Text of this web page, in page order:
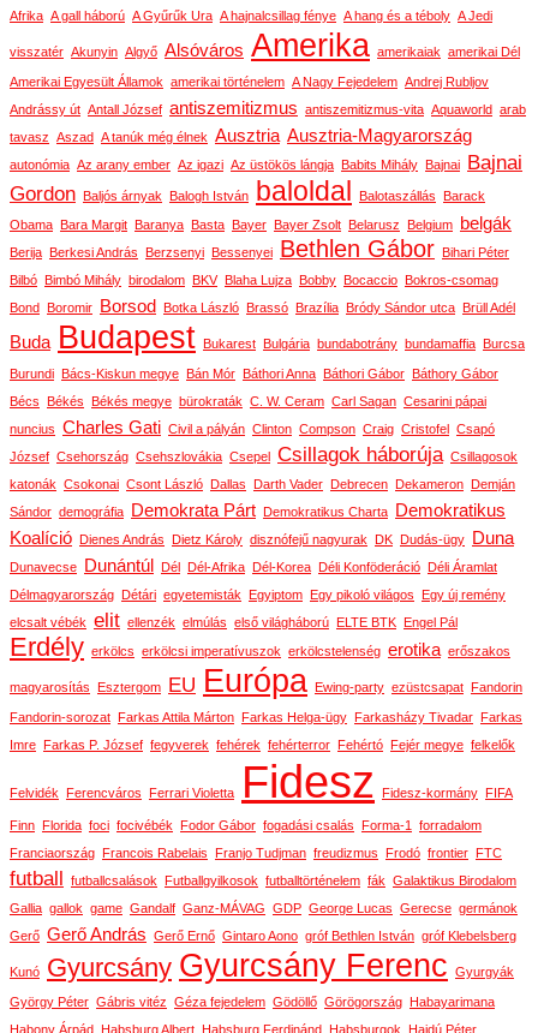
Afrika A gall háború A Gyűrűk Ura A hajnalcsillag fénye A hang és a téboly A Jedi
visszatér Akunyin Algyő Alsóváros Amerika amerikaiak amerikai Dél
Amerikai Egyesült Államok amerikai történelem A Nagy Fejedelem Andrej Rubljov
Andrássy út Antall József antiszemitizmus antiszemitizmus-vita Aquaworld arab
tavasz Aszad A tanúk még élnek Ausztria Ausztria-Magyarország
autonómia Az arany ember Az igazi Az üstökös lángja Babits Mihály Bajnai Bajnai
Gordon Baljós árnyak Balogh István baloldal Balotaszállás Barack
Obama Bara Margit Baranya Basta Bayer Bayer Zsolt Belarusz Belgium belgák
Berija Berkesi András Berzsenyi Bessenyei Bethlen Gábor Bihari Péter
Bilbó Bimbó Mihály birodalom BKV Blaha Lujza Bobby Bocaccio Bokros-csomag
Bond Boromir Borsod Botka László Brassó Brazília Bródy Sándor utca Brüll Adél
Buda Budapest Bukarest Bulgária bundabotrány bundamaffia Burcsa
Burundi Bács-Kiskun megye Bán Mór Báthori Anna Báthori Gábor Báthory Gábor
Bécs Békés Békés megye bürokraták C. W. Ceram Carl Sagan Cesarini pápai
nuncius Charles Gati Civil a pályán Clinton Compson Craig Cristofel Csapó
József Csehország Csehszlovákia Csepel Csillagok háborúja Csillagosok
katonák Csokonai Csont László Dallas Darth Vader Debrecen Dekameron Demján
Sándor demográfia Demokrata Párt Demokratikus Charta
Demokratikus
Koalíció Dienes András Dietz Károly disznófejű nagyurak DK Dudás-ügy Duna
Dunavecse Dunántúl Dél Dél-Afrika Dél-Korea Déli Konföderáció Déli Áramlat
Délmagyarország Détári egyetemisták Egyiptom Egy pikoló világos Egy új remény
elcsalt vébék elit ellenzék elmúlás első világháború ELTE BTK Engel Pál
Erdély erkölcs erkölcsi imperatívuszok erkölcstelenség erotika erőszakos
magyarosítás Esztergom EU Európa Ewing-party ezüstcsapat Fandorin
Fandorin-sorozat Farkas Attila Márton Farkas Helga-ügy Farkasházy Tivadar Farkas
Imre Farkas P. József fegyverek fehérek fehérterror Fehértó Fejér megye felkelők
Felvidék Ferencváros Ferrari Violetta Fidesz Fidesz-kormány FIFA
Finn Florida foci focivébék Fodor Gábor fogadási csalás Forma-1
forradalom
Franciaország Francois Rabelais Franjo Tudjman freudizmus Frodó frontier FTC
futball futballcsalások Futballgyilkosok futballtörténelem fák Galaktikus Birodalom
Gallia gallok game Gandalf Ganz-MÁVAG GDP George Lucas Gerecse germánok
Gerő Gerő András Gerő Ernő Gintaro Aono gróf Bethlen István gróf Klebelsberg
Kunó Gyurcsány Gyurcsány Ferenc Gyurgyák
György Péter Gábris vitéz Géza fejedelem Gödöllő Görögország Habayarimana
Habony Árpád Habsburg Albert Habsburg Ferdinánd Habsburgok Hajdú Péter